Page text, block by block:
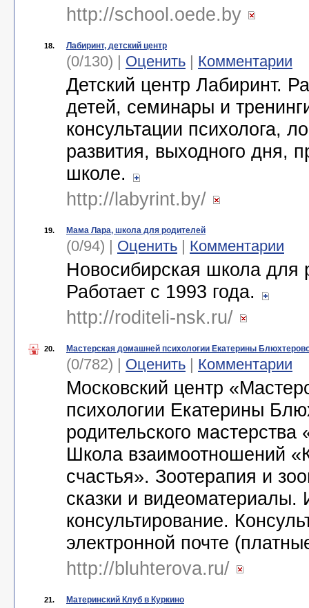
http://school.oede.by
18. Лабиринт, детский центр
(0/130) | Оценить | Комментарии
Детский центр Лабиринт.
детей, семинары и
консультации психолога,
развития, выходного дня,
школе.
http://labyrint.by/
19. Мама Лара, школа для родителей
(0/94) | Оценить | Комментарии
Новосибирская школа
Работает с 1993 года.
http://roditeli-nsk.ru/
20. Мастерская домашней психологии Екатерины
(0/782) | Оценить | Комментарии
Московский центр
психологии Екатерины
родительского мастерства
Школа взаимоотношений
счастья». Зоотерапия и
сказки и видеоматериалы.
консультирование.
электронной почте
http://bluhterova.ru/
21. Материнский Клуб в Куркино